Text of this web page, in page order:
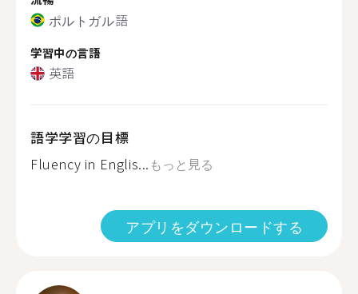
ポルトガル語
学習中の言語
英語
語学学習の目標
Fluency in Englis... もっと見る
アプリをダウンロードする